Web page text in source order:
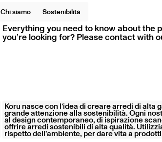
Chi siamo Sostenibilità
Everything you need to know about the
you’re looking for? Please contact with
Koru nasce con l’idea di creare arredi di
grande attenzione alla sostenibilità. Ogni
al design contemporaneo, di ispirazione
offrire arredi sostenibili di alta qualità.
rispetto dell’ambiente, per dare vita a